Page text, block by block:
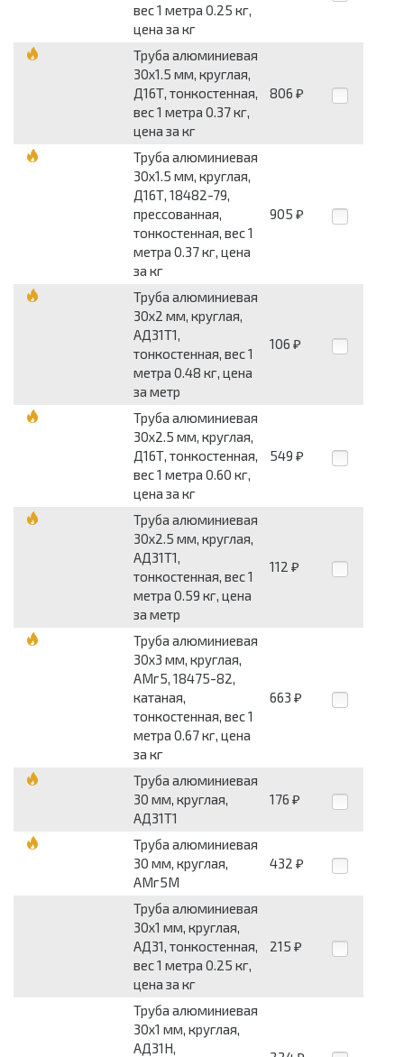
вес 1 метра 0.25 кг,
цена за кг
Труба алюминиевая
30x1.5 мм, круглая,
Д16Т, тонкостенная,
вес 1 метра 0.37 кг,
цена за кг
806 ₽
Труба алюминиевая
30x1.5 мм, круглая,
Д16Т, 18482-79,
прессованная,
тонкостенная, вес 1
метра 0.37 кг, цена
за кг
905 ₽
Труба алюминиевая
30x2 мм, круглая,
АД31Т1,
тонкостенная, вес 1
метра 0.48 кг, цена
за метр
106 ₽
Труба алюминиевая
30x2.5 мм, круглая,
Д16Т, тонкостенная,
вес 1 метра 0.60 кг,
цена за кг
549 ₽
Труба алюминиевая
30x2.5 мм, круглая,
АД31Т1,
тонкостенная, вес 1
метра 0.59 кг, цена
за метр
112 ₽
Труба алюминиевая
30x3 мм, круглая,
АМг5, 18475-82,
катаная,
тонкостенная, вес 1
метра 0.67 кг, цена
за кг
663 ₽
Труба алюминиевая
30 мм, круглая,
АД31Т1
176 ₽
Труба алюминиевая
30 мм, круглая,
АМг5М
432 ₽
Труба алюминиевая
30x1 мм, круглая,
АД31, тонкостенная,
вес 1 метра 0.25 кг,
цена за кг
215 ₽
Труба алюминиевая
30x1 мм, круглая,
АД31Н,